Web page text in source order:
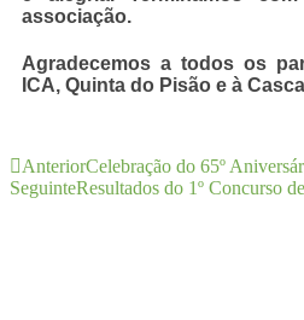
associação.
Agradecemos a todos os
ICA, Quinta do Pisão e à
AnteriorCelebração do 65º
SeguinteResultados do 1º Concurso